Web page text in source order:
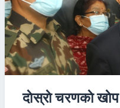
दाेस्राे चरणकाे